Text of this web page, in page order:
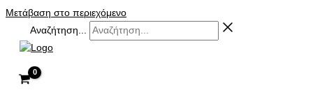
Μετάβαση στο περιεχόμενο
Αναζήτηση...